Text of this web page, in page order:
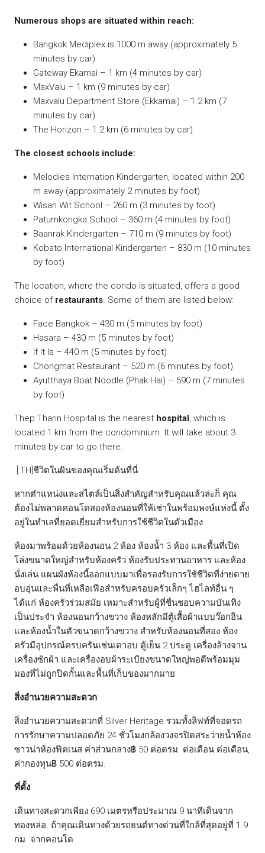
Numerous shops are situated within reach:
Bangkok Mediplex is 1000 m away (approximately 5
minutes by car)
Gateway Ekamai – 1 km (4 minutes by car)
MaxValu – 1 km (9 minutes by car)
Maxvalu Department Store (Ekkamai) – 1.2 km (7
minutes by car)
The Horizon – 1.2 km (6 minutes by car)
The closest schools include:
Melodies Internation Kindergarten, located within 200
m away (approximately 2 minutes by foot)
Wisan Wit School – 260 m (3 minutes by foot)
Patumkongka School – 360 m (4 minutes by foot)
Baanrak Kindergarten – 710 m (9 minutes by foot)
Kobato International Kindergarten – 830 m (10 minutes
by foot)
The location, where the condo is situated, offers a good
choice of restaurants. Some of them are listed below:
Face Bangkok – 430 m (5 minutes by foot)
Hasara – 430 m (5 minutes by foot)
If It Is – 440 m (5 minutes by foot)
Chongmat Restaurant – 520 m (6 minutes by foot)
Ayutthaya Boat Noodle (Phak Hai) – 590 m (7 minutes
by foot)
Thep Tharin Hospital is the nearest hospital , which is
located 1 km from the condominium. It will take about 3
minutes by car to go there.
[:TH]ชีวิตในฝันของคุณเริ่มต้นที่นี่
หากตำแหน่งและสไตล์เป็นสิ่งสำคัญสำหรับคุณแล้วล่ะก็ คุณ
ต้องไม่พลาดคอนโดสองห้องนอนที่ให้เช่าในพร้อมพงษ์แห่งนี้ ตั้ง
อยู่ในทำเลที่ยอดเยี่ยมสำหรับการใช้ชีวิตในตัวเมือง
ห้องมาพร้อมด้วยห้องนอน 2 ห้อง ห้องน้ำ 3 ห้อง และพื้นที่เปิด
โล่งขนาดใหญ่สำหรับห้องครัว ห้องรับประทานอาหาร และห้อง
นั่งเล่น แผนผังห้องนี้ออกแบบมาเพื่อรองรับการใช้ชีวิตที่ง่ายดาย
อบอุ่นและพื่นที่เหลือเฟือสำหรับครอบครัวเล็กๆ ไฮไลท์อื่น ๆ
ได้แก่ ห้องครัวร่วมสมัย เหมาะสำหรับผู้ที่ชื่นชอบความบันเทิง
เป็นประจำ ห้องนอนกว้างขวาง ห้องหลักมีตู้เสื้อผ้าแบบว๊อกอิน
และห้องน้ำในตัวขนาดกว้างขวาง สำหรับห้องนอนที่สอง ห้อง
ครัวมีอุปกรณ์ครบครันเช่นเตาอบ ตู้เย็น 2 ประตู เครื่องล้างจาน
เครื่องซักผ้า และเครื่องอบผ้าระเบียงขนาดใหญ่พอดีพร้อมมุม
มองที่ไม่ถูกปิดกั้นและพื้นที่เก็บของมากมาย
สิ่งอำนวยความสะดวก
สิ่งอำนวยความสะดวกที่ Silver Heritage รวมทั้งลิฟท์ที่จอดรถ
การรักษาความปลอดภัย 24 ชั่วโมงกล้องวงจรปิดสระว่ายน้ำห้อง
ซาวน่าห้องฟิตเนส ค่าส่วนกลาง฿ 50 ต่อตรม. ต่อเดือน ต่อเดือน,
ค่ากองทุน฿ 500 ต่อตรม.
ที่ตั้ง
เดินทางสะดวกเพียง 690 เมตรหรือประมาณ 9 นาทีเดินจาก
ทองหล่อ. ถ้าคุณเดินทางด้วยรถยนต์ทางด่วนที่ใกล้ที่สุดอยู่ที่ 1.9
กม. จากคอนโด